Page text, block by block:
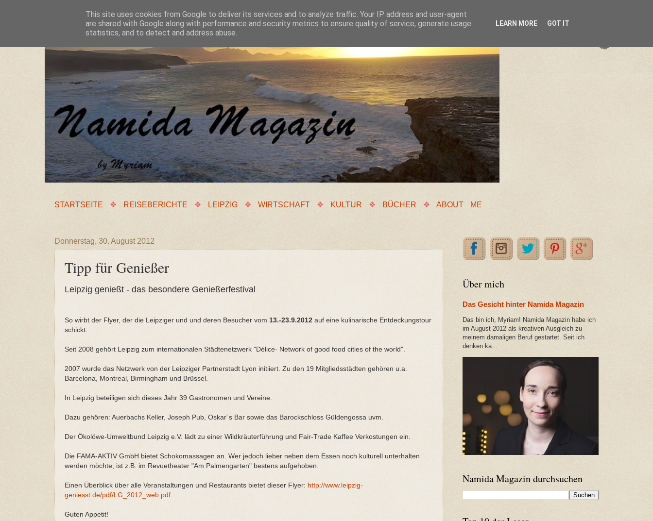
STARTSEITE ❖ REISEBERICHTE ❖ LEIPZIG ❖ WIRTSCHAFT ❖ KULTUR ❖ BÜCHER ❖ ABOUT ME
Donnerstag, 30. August 2012
Tipp für Genießer
Leipzig genießt - das besondere Genießerfestival
So wirbt der Flyer, der die Leipziger und und deren Besucher vom 13.-23.9.2012 auf eine kulinarische Entdeckungstour
schickt.
Seit 2008 gehört Leipzig zum internationalen Städtenetzwerk "Délice- Network of good food cities of the world".
2007 wurde das Netzwerk von der Leipziger Partnerstadt Lyon initiiert. Zu den 19 Mitgliedsstädten gehören u.a.
Barcelona, Montreal, Birmingham und Brüssel.
In Leipzig beteiligen sich dieses Jahr 39 Gastronomen und Vereine.
Dazu gehören: Auerbachs Keller, Joseph Pub, Oskar´s Bar sowie das Barockschloss Güldengossa uvm.
Der Ökolöwe-Umweltbund Leipzig e.V. lädt zu einer Wildkräuterführung und Fair-Trade Kaffee Verkostungen ein.
Die FAMA-AKTIV GmbH bietet Schokomassagen an. Wer jedoch lieber neben dem Essen noch kulturell unterhalten
werden möchte, ist z.B. im Revuetheater "Am Palmengarten" bestens aufgehoben.
Einen Überblick über alle Veranstaltungen und Restaurants bietet dieser Flyer: http://www.leipzig-
geniesst.de/pdf/LG_2012_web.pdf
Guten Appetit!
Über mich
Das Gesicht hinter Namida Magazin
Das bin ich, Myriam! Namida Magazin habe ich
im August 2012 als kreativen Ausgleich zu
meinem damaligen Beruf gestartet. Seit ich
denken ka...
Namida Magazin durchsuchen
This site uses cookies from Google to deliver its services and to analyze traffic. Your IP address and user-agent
are shared with Google along with performance and security metrics to ensure quality of service, generate usage
statistics, and to detect and address abuse.
LEARN MORE GOT IT